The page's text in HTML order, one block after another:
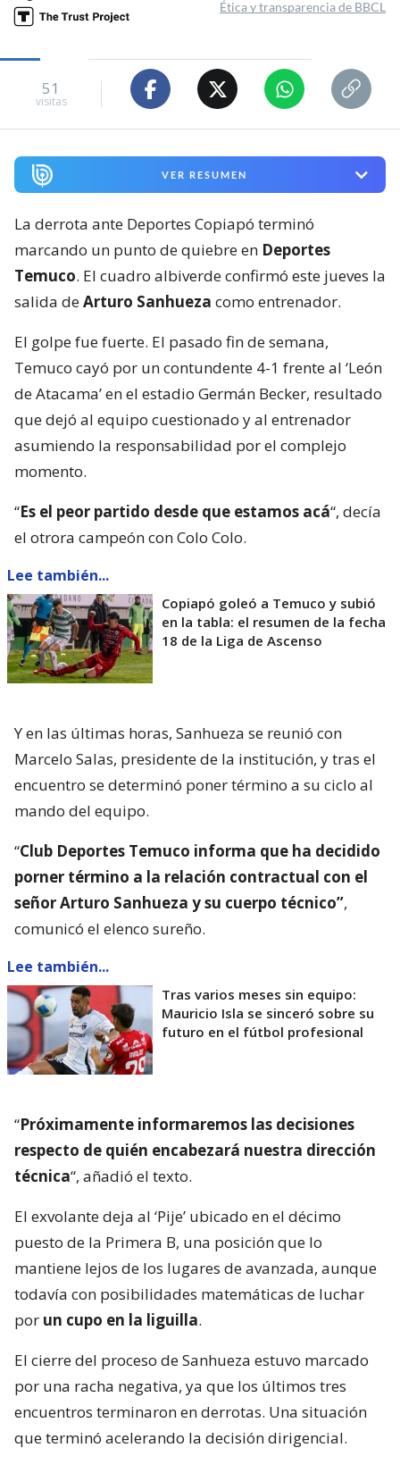
Ética y transparencia de BBCL
51
visitas
VER RESUMEN
La derrota ante Deportes Copiapó terminó
marcando un punto de quiebre en Deportes
Temuco. El cuadro albiverde confirmó este jueves la
salida deArturo Sanhueza como entrenador.
El golpe fue fuerte. El pasado fin de semana,
Temuco cayó por un contundente 4-1 frente al ‘León
de Atacama’ en el estadio Germán Becker, resultado
que dejó al equipo cuestionado y al entrenador
asumiendo la responsabilidad por el complejo
momento.
“Es el peor partido desde que estamos acá“, decía
el otrora campeón con Colo Colo.
Lee también...
Copiapó goleó a Temuco y subió
en la tabla: el resumen de la fecha
18 de la Liga de Ascenso
Y en las últimas horas, Sanhueza se reunió con
Marcelo Salas, presidente de la institución, y tras el
encuentro se determinó poner término a su ciclo al
mando del equipo.
“Club Deportes Temuco informa que ha decidido
porner término a la relación contractual con el
señor Arturo Sanhueza y su cuerpo técnico”,
comunicó el elenco sureño.
Lee también...
Tras varios meses sin equipo:
Mauricio Isla se sinceró sobre su
futuro en el fútbol profesional
“Próximamente informaremos las decisiones
respecto de quién encabezará nuestra dirección
técnica“, añadió el texto.
El exvolante deja al ‘Pije’ ubicado en el décimo
puesto de la Primera B, una posición que lo
mantiene lejos de los lugares de avanzada, aunque
todavía con posibilidades matemáticas de luchar
por un cupo en la liguilla.
El cierre del proceso de Sanhueza estuvo marcado
por una racha negativa, ya que los últimos tres
encuentros terminaron en derrotas. Una situación
que terminó acelerando la decisión dirigencial.